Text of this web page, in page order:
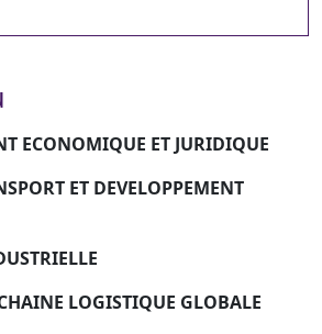
ECONOMIQUE ET JURIDIQUE
ET DEVELOPPEMENT
LOGISTIQUE GLOBALE